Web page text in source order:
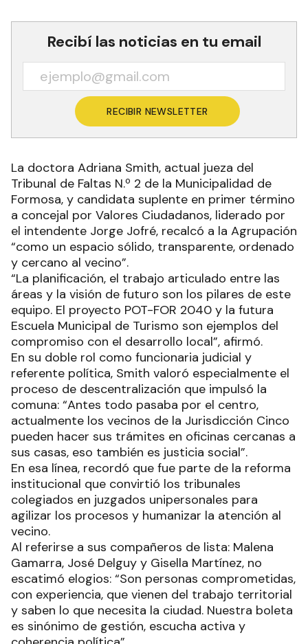
Recibí las noticias en tu email
RECIBIR NEWSLETTER
La doctora Adriana Smith, actual jueza del
Tribunal de Faltas N.º 2 de la Municipalidad de
Formosa, y candidata suplente en primer término
a concejal por Valores Ciudadanos, liderado por
el intendente Jorge Jofré, recalcó a la Agrupación
“como un espacio sólido, transparente, ordenado
y cercano al vecino”.
“La planificación, el trabajo articulado entre las
áreas y la visión de futuro son los pilares de este
equipo. El proyecto POT-FOR 2040 y la futura
Escuela Municipal de Turismo son ejemplos del
compromiso con el desarrollo local”, afirmó.
En su doble rol como funcionaria judicial y
referente política, Smith valoró especialmente el
proceso de descentralización que impulsó la
comuna: “Antes todo pasaba por el centro,
actualmente los vecinos de la Jurisdicción Cinco
pueden hacer sus trámites en oficinas cercanas a
sus casas, eso también es justicia social”.
En esa línea, recordó que fue parte de la reforma
institucional que convirtió los tribunales
colegiados en juzgados unipersonales para
agilizar los procesos y humanizar la atención al
vecino.
Al referirse a sus compañeros de lista: Malena
Gamarra, José Delguy y Gisella Martínez, no
escatimó elogios: “Son personas comprometidas,
con experiencia, que vienen del trabajo territorial
y saben lo que necesita la ciudad. Nuestra boleta
es sinónimo de gestión, escucha activa y